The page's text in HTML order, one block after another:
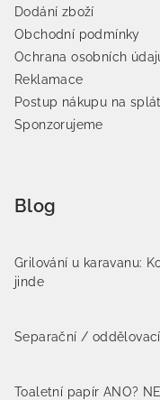
Dodání zboží
Obchodní podmínky
Ochrana osobních
Reklamace
Postup nákupu na
Sponzorujeme
Blog
Grilování u karavanu:
jinde
Separační /
Toaletní papír ANO?